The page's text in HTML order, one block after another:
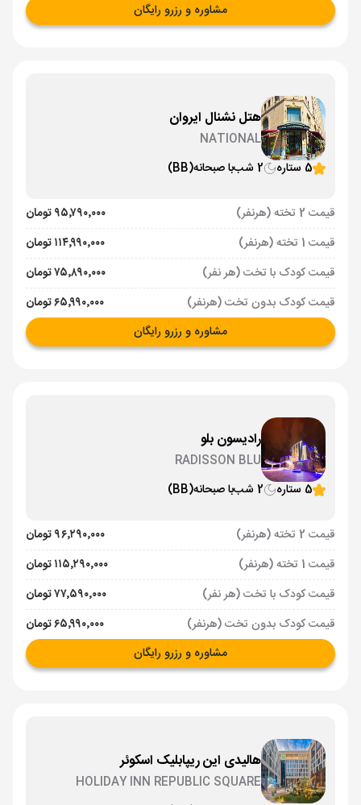
مشاوره و رزرو رایگان
هتل نشنال ایروان
NATIONAL
5 ستاره
2 شب با صبحانه(BB)
قیمت 2 تخته (هرنفر)
۹۵٬۷۹۰٬۰۰۰ تومان
قیمت 1 تخته (هرنفر)
۱۱۴٬۹۹۰٬۰۰۰ تومان
قیمت کودک با تخت (هر نفر)
۷۵٬۸۹۰٬۰۰۰ تومان
قیمت کودک بدون تخت (هرنفر)
۶۵٬۹۹۰٬۰۰۰ تومان
مشاوره و رزرو رایگان
رادیسون بلو
RADISSON BLU
5 ستاره
2 شب با صبحانه(BB)
قیمت 2 تخته (هرنفر)
۹۶٬۲۹۰٬۰۰۰ تومان
قیمت 1 تخته (هرنفر)
۱۱۵٬۲۹۰٬۰۰۰ تومان
قیمت کودک با تخت (هر نفر)
۷۷٬۵۹۰٬۰۰۰ تومان
قیمت کودک بدون تخت (هرنفر)
۶۵٬۹۹۰٬۰۰۰ تومان
مشاوره و رزرو رایگان
هالیدی این ریپابلیک اسکوئر
HOLIDAY INN REPUBLIC SQUARE